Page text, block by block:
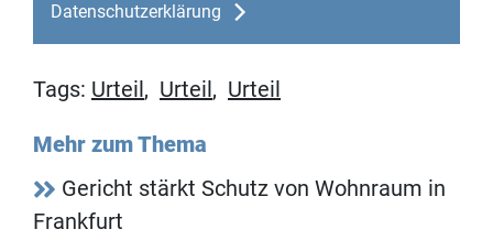
Datenschutzerklärung
Tags: Urteil , Urteil , Urteil
Mehr zum Thema
Gericht stärkt Schutz von Wohnraum in
Frankfurt